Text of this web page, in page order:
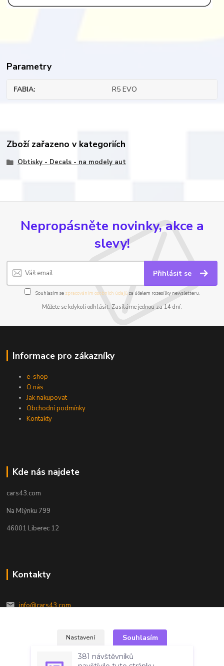
Parametry
FABIA R5 EVO
Zboží zařazeno v kategoriích
Obtisky - Decals - na modely aut
Nepropásněte novinky, akce a
slevy!
Přihlásit se
Souhlasím se zpracováním osobních údajůza účelem rozesílky newsletteru.
Můžete se kdykoli odhlásit. Zasíláme jednou za 14 dní.
Informace pro zákazníky
e-shop
O nás
Jak nakupovat
Obchodní podmínky
Kontakty
Kde nás najdete
cars43.com
Na Mlýnku 799
46001 Liberec 12
Kontakty
info@cars43.com
Nastavení Souhlasím
381 návštěvníků
navštívilo tuto stránku
za posledních 7 dní